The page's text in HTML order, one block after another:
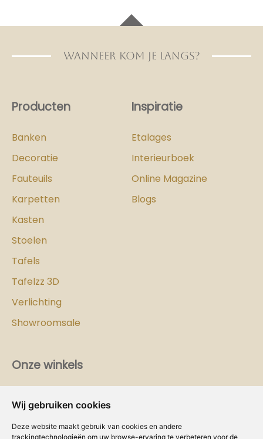
Wij gebruiken cookies
Deze website maakt gebruik van cookies en andere
trackingtechnologieën om uw browse-ervaring te verbeteren voor de
WANNEER KOM JE LANGS?
Producten
Banken
Decoratie
Fauteuils
Karpetten
Kasten
Stoelen
Tafels
Tafelzz 3D
Verlichting
Showroomsale
Inspiratie
Etalages
Interieurboek
Online Magazine
Blogs
Onze winkels